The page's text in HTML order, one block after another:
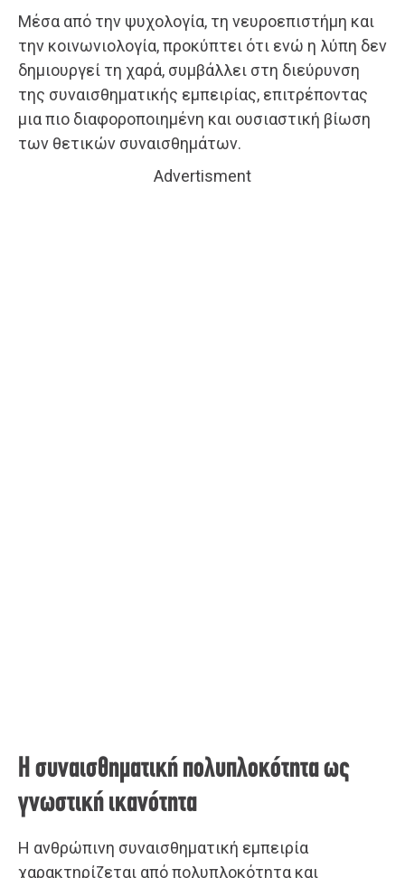
Μέσα από την ψυχολογία, τη νευροεπιστήμη και
την κοινωνιολογία, προκύπτει ότι ενώ η λύπη δεν
δημιουργεί τη χαρά, συμβάλλει στη διεύρυνση
της συναισθηματικής εμπειρίας, επιτρέποντας
μια πιο διαφοροποιημένη και ουσιαστική βίωση
των θετικών συναισθημάτων.
Advertisment
Η συναισθηματική πολυπλοκότητα ως
γνωστική ικανότητα
Η ανθρώπινη συναισθηματική εμπειρία
χαρακτηρίζεται από πολυπλοκότητα και